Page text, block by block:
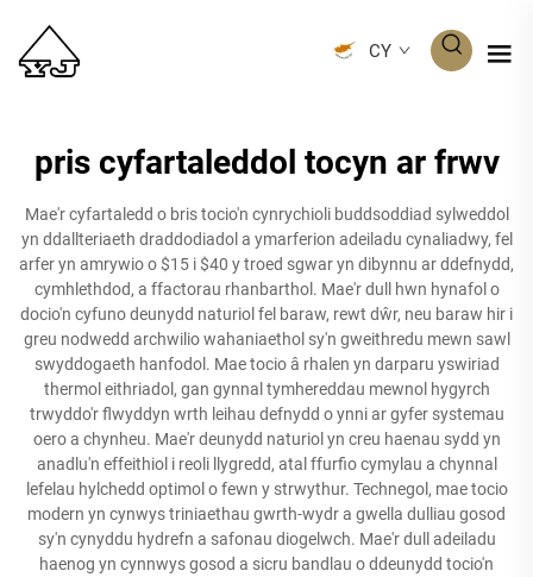
CY
pris cyfartaleddol tocyn ar frwv
Mae'r cyfartaledd o bris tocio'n cynrychioli buddsoddiad sylweddol
yn ddallteriaeth draddodiadol a ymarferion adeiladu cynaliadwy, fel
arfer yn amrywio o $15 i $40 y troed sgwar yn dibynnu ar ddefnydd,
cymhlethdod, a ffactorau rhanbarthol. Mae'r dull hwn hynafol o
docio'n cyfuno deunydd naturiol fel baraw, rewt dŵr, neu baraw hir i
greu nodwedd archwilio wahaniaethol sy'n gweithredu mewn sawl
swyddogaeth hanfodol. Mae tocio â rhalen yn darparu yswiriad
thermol eithriadol, gan gynnal tymhereddau mewnol hygyrch
trwyddo'r flwyddyn wrth leihau defnydd o ynni ar gyfer systemau
oero a chynheu. Mae'r deunydd naturiol yn creu haenau sydd yn
anadlu'n effeithiol i reoli llygredd, atal ffurfio cymylau a chynnal
lefelau hylchedd optimol o fewn y strwythur. Technegol, mae tocio
modern yn cynwys triniaethau gwrth-wydr a gwella dulliau gosod
sy'n cynyddu hydrefn a safonau diogelwch. Mae'r dull adeiladu
haenog yn cynnwys gosod a sicru bandlau o ddeunydd tocio'n